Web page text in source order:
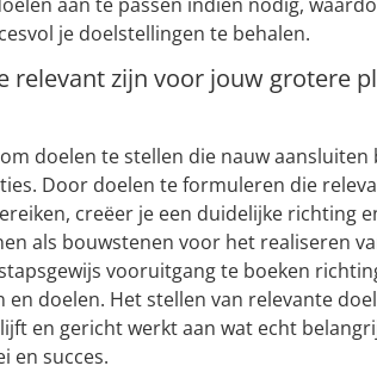
je doelstellingen te behalen.
relevant zijn voor jouw grotere
doelen te stellen die nauw
Door doelen te formuleren die
creëer je een duidelijke richting
als bouwstenen voor het realiseren
vooruitgang te boeken
en doelen. Het stellen van relevante
en gericht werkt aan wat echt
en succes.